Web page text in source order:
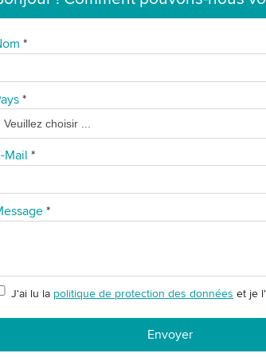
*
*
Mail *
*
J'ai lu la politique de protection des données et je
Envoyer
X
Partnership
Carrière